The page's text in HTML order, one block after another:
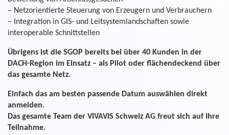
– Netzorientierte Steuerung von Erzeugern und Verbrauchern
– Integration in GIS- und Leitsystemlandschaften sowie
interoperable Schnittstellen
Übrigens ist die SGOP bereits bei über 40 Kunden in der
DACH-Region im Einsatz – als Pilot oder flächendeckend über
das gesamte Netz.
Einfach das am besten passende Datum auswählen direkt
anmelden.
Das gesamte Team der VIVAVIS Schweiz AG freut sich auf Ihre
Teilnahme.